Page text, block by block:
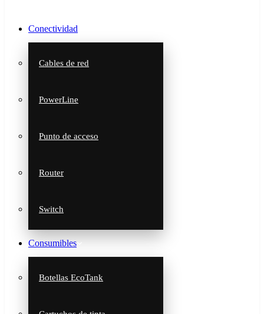
Conectividad
Cables de red
PowerLine
Punto de acceso
Router
Switch
Consumibles
Botellas EcoTank